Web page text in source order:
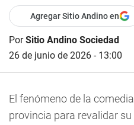
Agregar Sitio Andino en
PorSitio Andino Sociedad
26 de junio de 2026 - 13:00
El fenómeno de la
provincia para revalidar